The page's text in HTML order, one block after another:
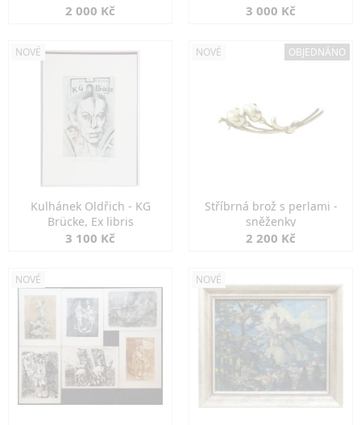
Kramer
2 000 Kč 3 000 Kč
NOVÉ
Kulhánek Oldřich - KG
Brücke, Ex libris
3 100 Kč
NOVÉ OBJEDNÁNO
Stříbrná brož s perlami -
sněženky
2 200 Kč
NOVÉ NOVÉ